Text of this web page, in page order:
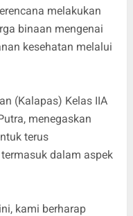
melakukan
binaan mengenai
kesehatan melalui
(Kalapas) Kelas IIA
menegaskan
terus
dalam aspek
kami berharap